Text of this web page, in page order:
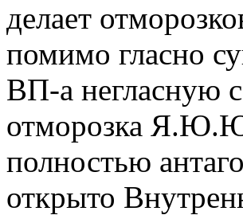
делает
помимо гласно
ВП-а негласную
отморозка
полностью
открыто